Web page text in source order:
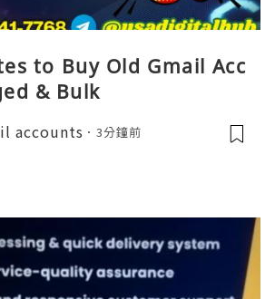
to Buy Old Gmail Acc
& Bulk
accounts 3分鐘前